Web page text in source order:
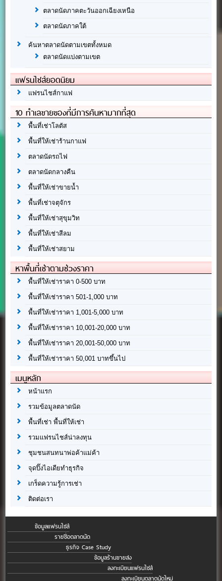
ตลาดนัดภาคตะวันออกเฉียงเหนือ
ตลาดนัดภาคใต้
ค้นหาตลาดนัดตามเขตทั้งหมด
ตลาดนัดแบ่งตามเขต
แฟรนไชส์ยอดนิยม
แฟรนไชส์กาแฟ
10 ทำเลขายของที่มีการค้นหามากที่สุด
พื้นที่เช่าโลตัส
พื้นที่ให้เช่าร้านกาแฟ
ตลาดนัดรถไฟ
ตลาดนัดกลางคืน
พื้นที่ให้เช่าขายน้ำ
พื้นที่เช่าจตุจักร
พื้นที่ให้เช่าสุขุมวิท
พื้นที่ให้เช่าสีลม
พื้นที่ให้เช่าสยาม
หาพื้นที่เช่าตามช่วงราคา
พื้นที่ให้เช่าราคา 0-500 บาท
พื้นที่ให้เช่าราคา 501-1,000 บาท
พื้นที่ให้เช่าราคา 1,001-5,000 บาท
พื้นที่ให้เช่าราคา 10,001-20,000 บาท
พื้นที่ให้เช่าราคา 20,001-50,000 บาท
พื้นที่ให้เช่าราคา 50,001 บาทขึ้นไป
เมนูหลัก
หน้าแรก
รวมข้อมูลตลาดนัด
พื้นที่เช่า พื้นที่ให้เช่า
รวมแฟรนไชส์น่าลงทุน
ชุมชนสนทนาพ่อค้าแม่ค้า
จุดปิ๊งไอเดียทำธุรกิจ
เกร็ดความรู้การเช่า
ติดต่อเรา
ข้อมูลแฟรนไชส์
รายชื่อตลาดนัด
ธุรกิจ Case Study
ข้อมูลร้านขายส่ง
ลงทะเบียนแฟรนไชส์
ลงทะเบียนตลาดนัดใหม่